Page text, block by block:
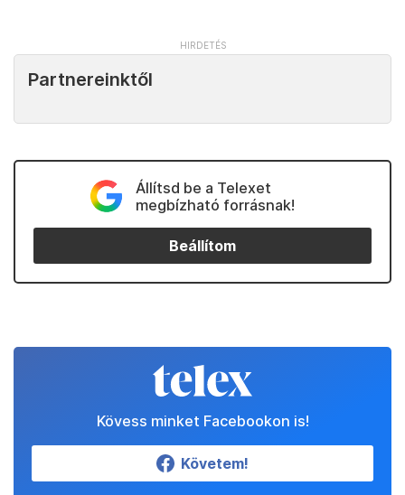
Partnereinktől
Állítsd be a Telexet
megbízható forrásnak!
Beállítom
Kövess minket Facebookon is!
Követem!